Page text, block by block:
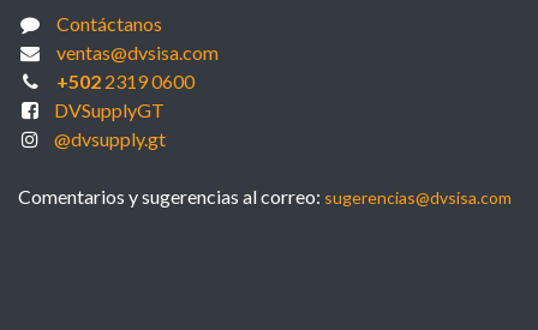
Contáctanos
ventas@dvsisa.com
+5022319 0600
DVSupplyGT
@dvsupply.gt
Comentarios y sugerencias al correo: sugerencias@dvsisa.com